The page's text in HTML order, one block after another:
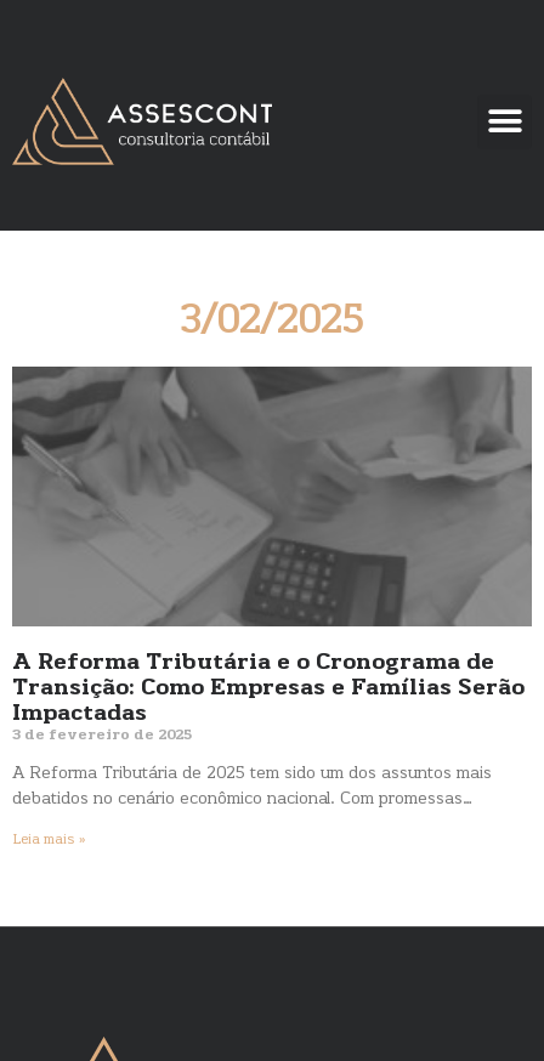
3/02/2025
A Reforma Tributária e o Cronograma de
Transição: Como Empresas e Famílias Serão
Impactadas
3 de fevereiro de 2025
A Reforma Tributária de 2025 tem sido um dos assuntos mais
debatidos no cenário econômico nacional. Com promessas…
Leia mais »